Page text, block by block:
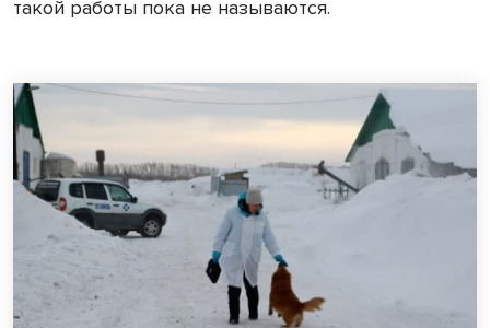
такой работы пока не называются.